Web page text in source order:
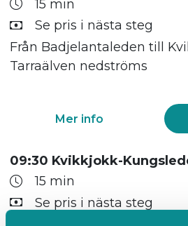
15 min
Se pris i nästa steg
Från Badjelantaleden till
Tarraälven nedströms
Mer info
09:30 Kvikkjokk-
15 min
Se pris i nästa steg